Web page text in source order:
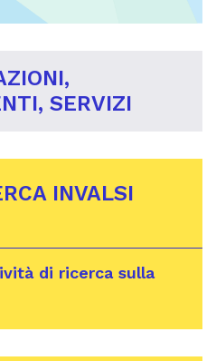
SERVIZI
INVALSI
di ricerca sulla